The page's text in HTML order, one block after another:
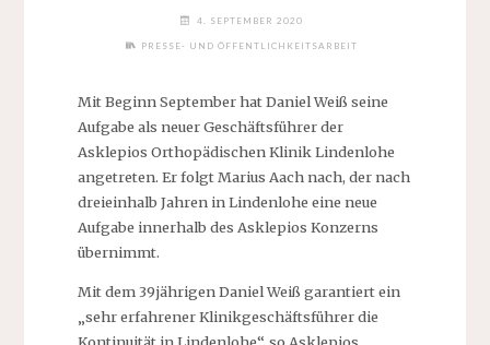
4. SEPTEMBER 2020
PRESSE- UND ÖFFENTLICHKEITSARBEIT
Mit Beginn September hat Daniel Weiß seine
Aufgabe als neuer Geschäftsführer der
Asklepios Orthopädischen Klinik Lindenlohe
angetreten. Er folgt Marius Aach nach, der nach
dreieinhalb Jahren in Lindenlohe eine neue
Aufgabe innerhalb des Asklepios Konzerns
übernimmt.
Mit dem 39jährigen Daniel Weiß garantiert ein
„sehr erfahrener Klinikgeschäftsführer die
Kontinuität in Lindenlohe“, so Asklepios